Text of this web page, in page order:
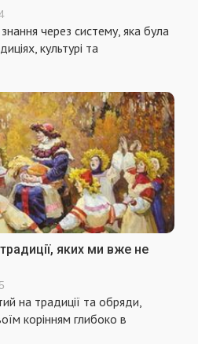
через систему, яка була
культурі та
яких ми вже не
на традиції та обряди,
корінням глибоко в